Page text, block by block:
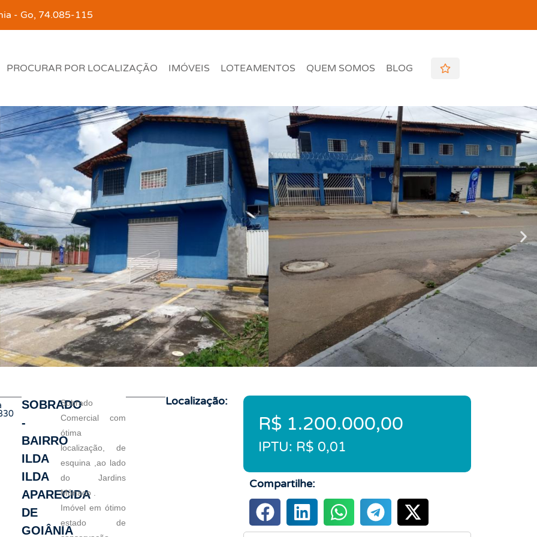
- Go, 74.085-115
PROCURAR POR LOCALIZAÇÃO IMÓVEIS LOTEAMENTOS QUEM SOMOS BLOG
SOBRADO
-
BAIRRO
ILDA
ILDA
APARECIDA
DE
GOIÂNIA
Sobrado
Comercial com
ótima
localização, de
esquina ,ao lado
do Jardins
Mônaco .
Imóvel em ótimo
estado de
Localização:
R$ 1.200.000,00
IPTU: R$ 0,01
Compartilhe: